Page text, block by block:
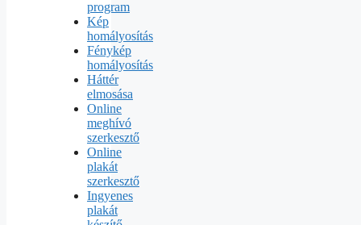
program
Kép
homályosítás
Fénykép
homályosítás
Háttér
elmosása
Online
meghívó
szerkesztő
Online
plakát
szerkesztő
Ingyenes
plakát